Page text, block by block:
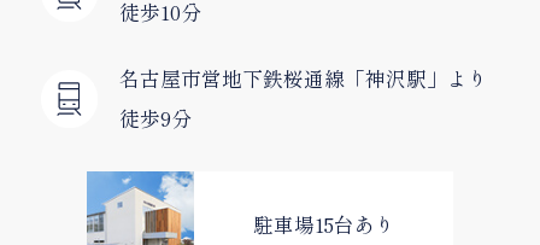
徒歩10分
名古屋市営地下鉄桜通線 「神沢駅」より
徒歩9分
駐車場15台あり